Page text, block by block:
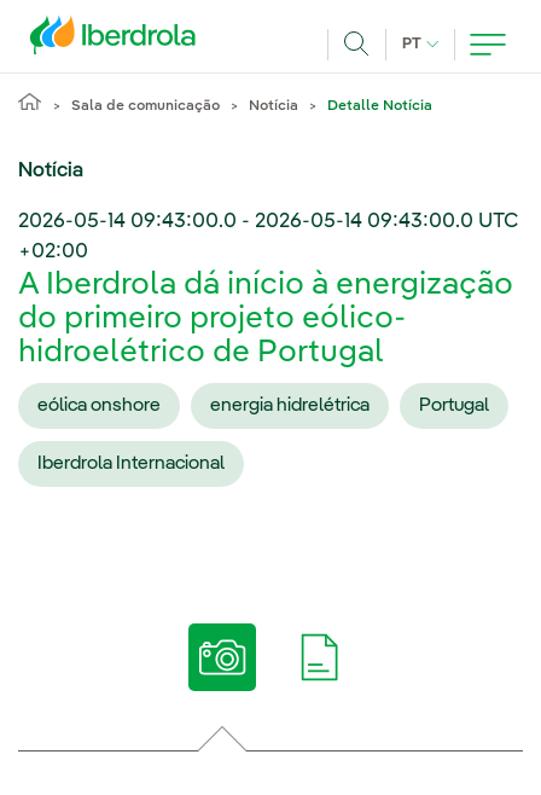
PT IDIOMA ATUAL,
Sala de comunicação Notícia Detalle Notícia
Notícia
2026-05-14 09:43:00.0 - 2026-05-14 09:43:00.0 UTC
+02:00
A Iberdrola dá início à energização
do primeiro projeto eólico-
hidroelétrico de Portugal
eólica onshore energia hidrelétrica Portugal
Iberdrola Internacional